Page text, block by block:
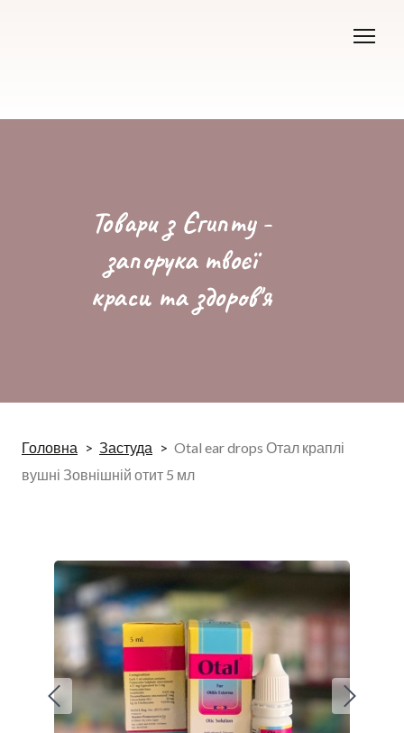
Товари з Єгипту -
запорука твоєї
краси та здоров'я
Головна Застуда
Otal ear drops Отал краплі
вушні Зовнішній отит 5 мл